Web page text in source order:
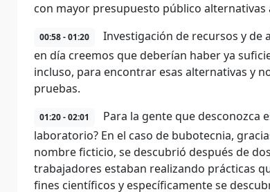
con mayor presupuesto público alternativas
00:58 - 01:20
Investigación de recursos y de
en día creemos que deberían haber ya
incluso, para encontrar esas alternativas y
pruebas.
01:20 - 02:01
Para la gente que desconozca
laboratorio? En el caso de bubotecnia,
nombre ficticio, se descubrió después de
trabajadores estaban realizando prácticas
fines científicos y específicamente se